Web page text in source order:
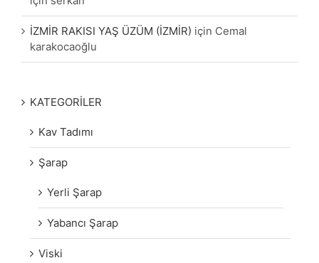
İZMİR RAKISI YAŞ ÜZÜM (İZMİR) için Cemal
karakocaoğlu
KATEGORİLER
Kav Tadımı
Şarap
Yerli Şarap
Yabancı Şarap
Viski